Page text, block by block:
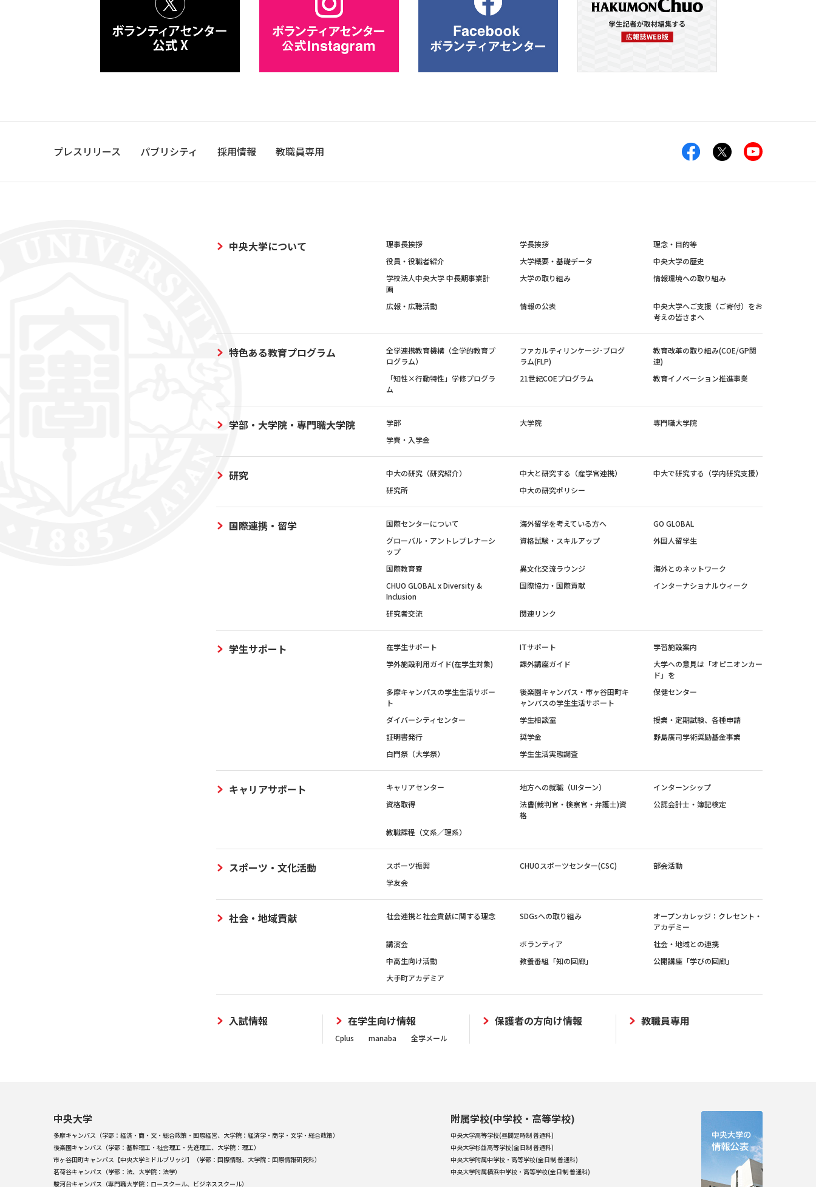
プレスリリース パブリシティ 採用情報 教職員専用
中央大学について 理事長挨拶 学長挨拶
理念・目的等
役員・役職者紹介
大学概要・基礎データ
中央大学の歴史
学校法人中央大学 中長期事業計
画
大学の取り組み 情報環境への取り組み
広報・広聴活動 情報の公表
中央大学へご支援（ご寄付）をお
考えの皆さまへ
特色ある教育プログラム
全学連携教育機構（全学的教育プ
ログラム）
ファカルティリンケージ･プログ
ラム(FLP)
教育改革の取り組み(COE/GP関
連)
「知性×行動特性」学修プログラ
ム
21世紀COEプログラム 教育イノベーション推進事業
学部・大学院・専門職大学院 学部 大学院
専門職大学院
学費・入学金
研究 中大の研究（研究紹介） 中大と研究する（産学官連携）
中大で研究する（学内研究支援）
研究所
中大の研究ポリシー
国際連携・留学 国際センターについて 海外留学を考えている方へ
GO GLOBAL
グローバル・アントレプレナーシ
ップ
資格試験・スキルアップ 外国人留学生
国際教育寮 異文化交流ラウンジ
海外とのネットワーク
CHUO GLOBAL x Diversity &
Inclusion
国際協力・国際貢献 インターナショナルウィーク
研究者交流 関連リンク
学生サポート 在学生サポート ITサポート
学習施設案内
学外施設利用ガイド(在学生対象)
課外講座ガイド
大学への意見は「オピニオンカー
ド」を
多摩キャンパスの学生生活サポー
ト
後楽園キャンパス・市ヶ谷田町キ
ャンパスの学生生活サポート
保健センター
ダイバーシティセンター 学生相談室
授業・定期試験、各種申請
証明書発行
奨学金
野島廣司学術奨励基金事業
白門祭（大学祭）
学生生活実態調査
キャリアサポート キャリアセンター 地方への就職（UIターン）
インターンシップ
資格取得
法曹(裁判官・検察官・弁護士)資
格
公認会計士・簿記検定
教職課程（文系／理系）
スポーツ・文化活動 スポーツ振興 CHUOスポーツセンター(CSC)
部会活動
学友会
社会・地域貢献 社会連携と社会貢献に関する理念 SDGsへの取り組み
オープンカレッジ：クレセント・
アカデミー
講演会
ボランティア
社会・地域との連携
中高生向け活動
教養番組「知の回廊」
公開講座「学びの回廊」
大手町アカデミア
入試情報 在学生向け情報
Cplus manaba 全学メール
保護者の方向け情報 教職員専用
中央大学
多摩キャンパス（学部：経済・商・文・総合政策・国際経営、大学院：経済学・商学・文学・総合政策）
後楽園キャンパス（学部：基幹理工・社会理工・先進理工、大学院：理工）
市ヶ谷田町キャンパス【中央大学ミドルブリッジ】（学部：国際情報、大学院：国際情報研究科）
茗荷谷キャンパス（学部：法、大学院：法学）
駿河台キャンパス（専門職大学院：ロースクール、ビジネススクール）
附属学校(中学校・高等学校)
中央大学高等学校(昼間定時制 普通科)
中央大学杉並高等学校(全日制 普通科)
中央大学附属中学校・高等学校(全日制 普通科)
中央大学附属横浜中学校・高等学校(全日制 普通科)